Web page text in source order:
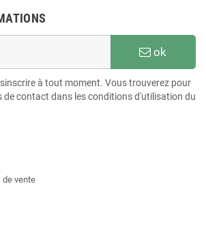
ok
à tout moment. Vous trouverez pour
contact dans les conditions d'utilisation du
de vente